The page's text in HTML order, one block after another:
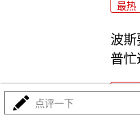
最热
波斯
普忙
最热
点评一下